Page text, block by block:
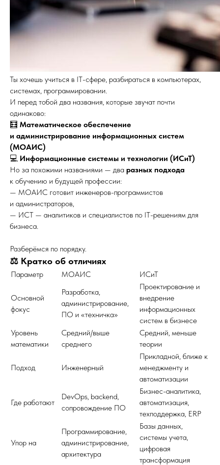
Ты хочешь учиться в IT-сфере, разбираться в компьютерах,
системах, программировании.
И перед тобой два названия, которые звучат почти
одинаково:
🧮 Математическое обеспечение
и администрирование информационных систем
(МОАИС)
💻 Информационные системы и технологии (ИСиТ)
Но за похожими названиями — два разных подхода
к обучению и будущей профессии:
— МОАИС готовит инженеров-программистов
и администраторов,
— ИСТ — аналитиков и специалистов по IT-решениям для
бизнеса.
Разберёмся по порядку.
⚖️ Кратко об отличиях
Параметр МОАИС ИСиТ
Основной
фокус
Разработка,
администрирование,
ПО и «техничка»
Проектирование и
внедрение
информационных
систем в бизнесе
Уровень
математики
Средний/выше
среднего
Средний, меньше
теории
Подход Инженерный
Прикладной, ближе к
менеджменту и
автоматизации
Где работают
DevOps, backend,
сопровождение ПО
Бизнес-аналитика,
автоматизация,
техподдержка, ERP
Упор на
Программирование,
администрирование,
архитектура
Базы данных,
системы учета,
цифровая
трансформация